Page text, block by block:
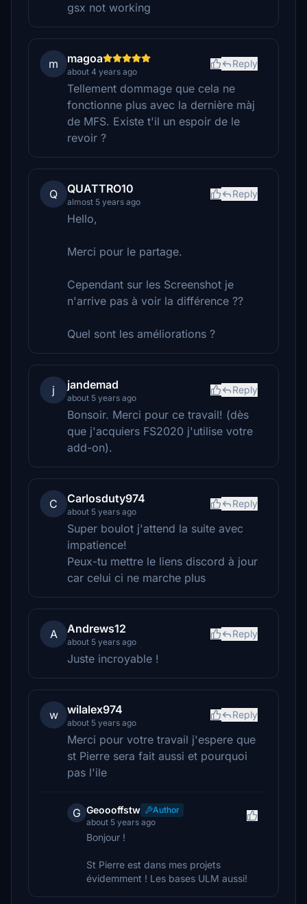
gsx not working
m magoa
about 4 years ago
Reply
Tellement dommage que cela ne
fonctionne plus avec la dernière màj
de MFS. Existe t'il un espoir de le
revoir ?
Q QUATTRO10
almost 5 years ago
Reply
Hello,
Merci pour le partage.
Cependant sur les Screenshot je
n'arrive pas à voir la différence ??
Quel sont les améliorations ?
j jandemad
about 5 years ago
Reply
Bonsoir. Merci pour ce travail! (dès
que j'acquiers FS2020 j'utilise votre
add-on).
C Carlosduty974
about 5 years ago
Reply
Super boulot j'attend la suite avec
impatience!
Peux-tu mettre le liens discord à jour
car celui ci ne marche plus
A Andrews12
about 5 years ago
Reply
Juste incroyable !
w wilalex974
about 5 years ago
Reply
Merci pour votre travail j'espere que
st Pierre sera fait aussi et pourquoi
pas l'ile
G Geoooffstw
Author
about 5 years ago
Bonjour !
St Pierre est dans mes projets
évidemment ! Les bases ULM aussi!